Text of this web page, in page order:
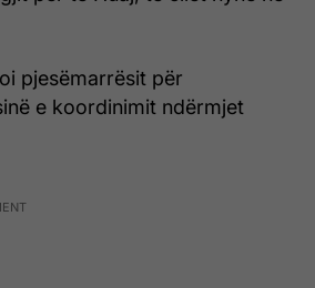
pjesëmarrësit për
e koordinimit ndërmjet